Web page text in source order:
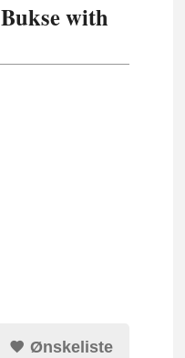
with
Ønskeliste